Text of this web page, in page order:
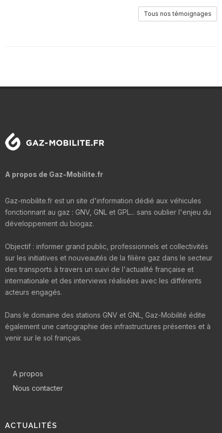
Tous nos témoignages
A propos de Gaz-Mobilite.fr
Gaz-mobilite.fr est un site d'information dédié aux véhicules
fonctionnant au gaz : GNV, GNL et GPL... sans oublier l'enjeu du
développement du biogaz.
Objectif : informer grand public, professionnels et collectivités
sur les initiatives et nouveautés de la filière gaz dans le secteur
des transports à travers un suivi de l'actualité française et
internationale et des interviews réalisées avec les différents
acteurs engagés.
Dans le domaine des stations GNV et GNL, Gaz-Mobilité édite
également une cartographie des infrastructures présentes et à
venir sur le sol français.
A propos
Nous contacter
ACTUALITÉS